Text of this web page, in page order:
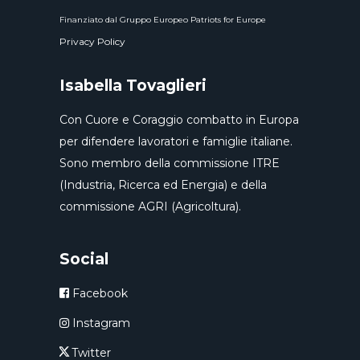
Finanziato dal Gruppo Europeo Patriots for Europe
Privacy Policy
Isabella Tovaglieri
Con Cuore e Coraggio combatto in Europa
per difendere lavoratori e famiglie italiane.
Sono membro della commissione ITRE
(Industria, Ricerca ed Energia) e della
commissione AGRI (Agricoltura).
Social
Facebook
Instagram
Twitter